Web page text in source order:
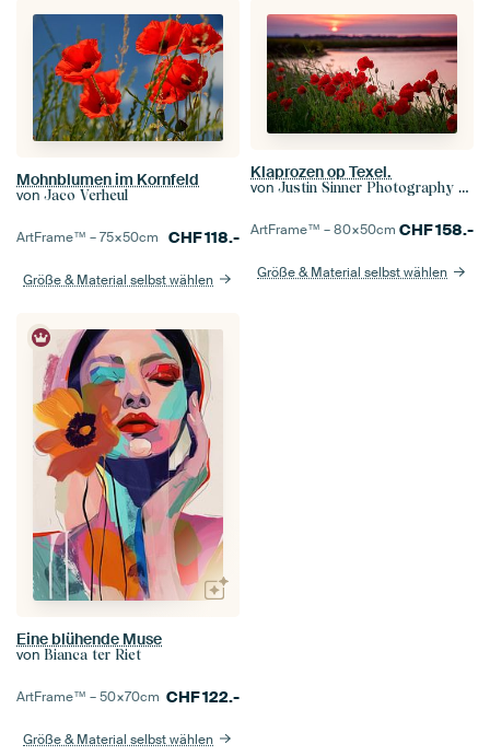
Mohnblumen im Kornfeld
von Jaco Verheul
ArtFrame™ –75×50cm CHF118.-
Größe & Material selbst wählen
Klaprozen op Texel.
von Justin Sinner Photography (Fotograf auf Texel)
ArtFrame™ –80×50cm CHF158.-
Größe & Material selbst wählen
Eine blühende Muse
von Bianca ter Riet
ArtFrame™ –50×70cm CHF122.-
Größe & Material selbst wählen